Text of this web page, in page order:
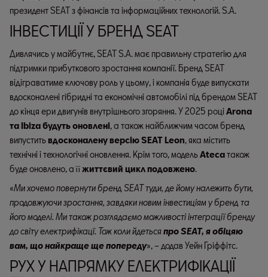
президент SEAT з фінансів та інформаційних технологій. S.A.
ІНВЕСТИЦІЇ У БРЕНД SEAT
Дивлячись у майбутнє, SEAT S.A. має правильну стратегію для
підтримки прибуткового зростання компанії. Бренд SEAT
відіграватиме ключову роль у цьому, і компанія буде випускати
вдосконалені гібридні та економічні автомобілі під брендом SEAT
до кінця ери двигунів внутрішнього згоряння. У 2025 роціArona
та Ibiza будуть оновлені, а також найближчим часом бренд
випуститьвдосконалену версію SEAT Leon, яка містить
технічні і технологічні оновлення. Крім того, модельAtecaтакож
буде оновлено, а їїжиттєвий цикл подовжено.
«Ми хочемо повернути бренд SEAT туди, де йому належить бути,
продовжуючи зростання, завдяки новим інвестиціям у бренд та
його моделі. Ми також розглядаємо можливості інтеграції бренду
до світу електрифікацї. Тож коли йдетьсяпро SEAT, я обіцяю
вам, що найкраще ще попереду», – додав Уейн Гріффітс.
РУХ У НАПРЯМКУ ЕЛЕКТРИФІКАЦІЇ